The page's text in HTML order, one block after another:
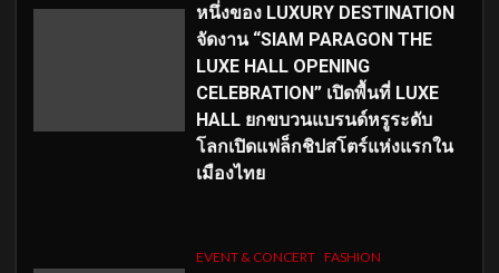
หนึ่งของ LUXURY DESTINATION
จัดงาน “SIAM PARAGON THE
LUXE HALL OPENING
CELEBRATION” เปิดพื้นที่ LUXE
HALL ยกขบวนแบรนด์หรูระดับ
โลกเปิดแฟล็กชิปสโตร์แห่งแรกใน
เมืองไทย
EVENT & CONCERT FASHION